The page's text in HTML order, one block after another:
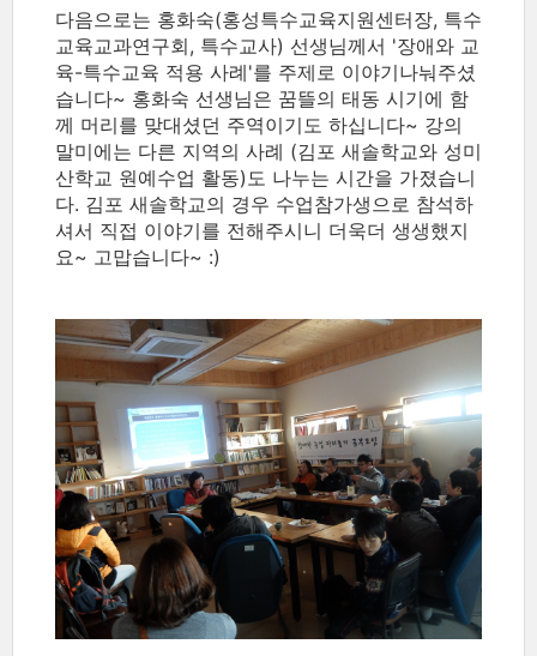
다음으로는 홍화숙(홍성특수교육지원센터장, 특수
교육교과연구회, 특수교사) 선생님께서 '장애와 교
육-특수교육 적용 사례'를 주제로 이야기나눠주셨
습니다~ 홍화숙 선생님은 꿈뜰의 태동 시기에 함
께 머리를 맞대셨던 주역이기도 하십니다~ 강의
말미에는 다른 지역의 사례 (김포 새솔학교와 성미
산학교 원예수업 활동)도 나누는 시간을 가졌습니
다. 김포 새솔학교의 경우 수업참가생으로 참석하
셔서 직접 이야기를 전해주시니 더욱더 생생했지
요~ 고맙습니다~ :)